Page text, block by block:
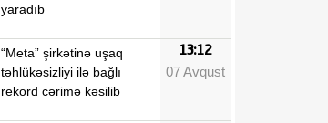
yaradıb
“Meta” şirkətinə uşaq
təhlükəsizliyi ilə bağlı
rekord cərimə kəsilib
13:12
07 Avqust